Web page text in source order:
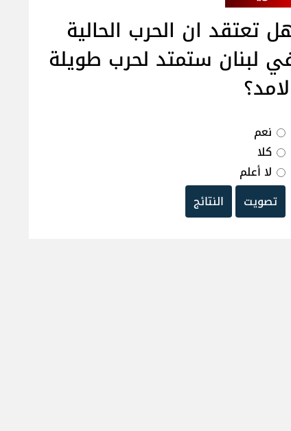
تعتقد ان الحرب الحالية
لبنان ستمتد لحرب طويلة
نعم
كلا
لا أعلم
تصويت
النتائج